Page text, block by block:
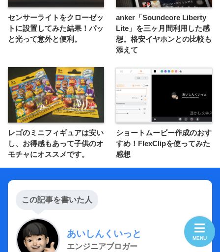
センサーライトをクローゼッ
トに設置してみた結果！パッ
と光って意外と便利。
anker「Soundcore Liberty
Lite」を三ヶ月間利用した感
想。格安イヤホンとの比較も
添えて
レゴのミニフィギュアは安い
し、お得感もあって子供のオ
モチャにオススメです。
ショートムービー作成のおす
すめ！FlexClipを使ってみた
感想
この記事を書いた人
あいしんくいっと
エンジニアブロガー
MENU